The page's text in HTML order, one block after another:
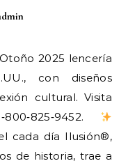
2025 lencería
con diseños
cultural. Visita
cada día Ilusión®️,
de historia, trae a